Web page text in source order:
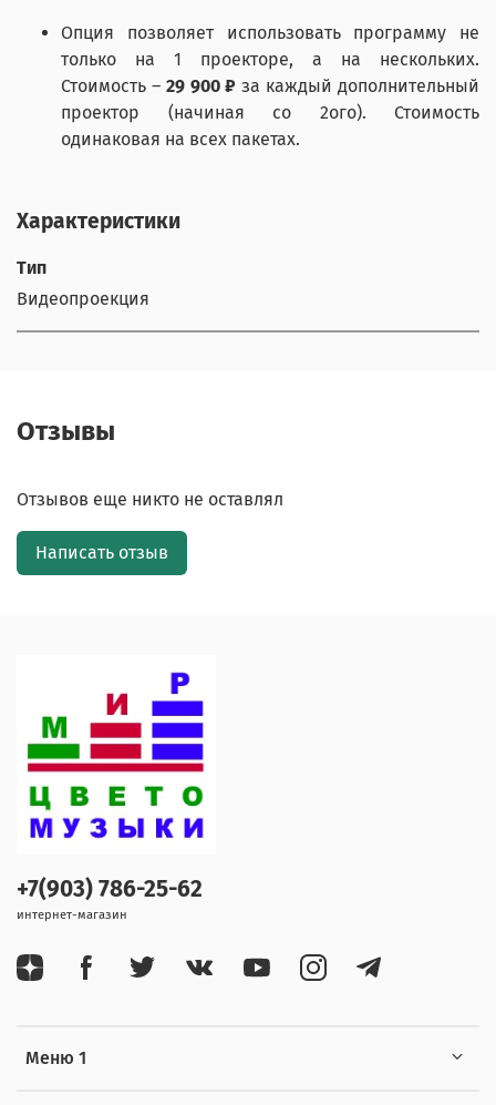
Опция позволяет использовать программу не
только на 1 проекторе, а на нескольких.
Стоимость – 29 900 ₽за каждый дополнительный
проектор (начиная со 2ого). Стоимость
одинаковая на всех пакетах.
Характеристики
Тип
Видеопроекция
Отзывы
Отзывов еще никто не оставлял
Написать отзыв
Меню 1
+7(903) 786-25-62
интернет-магазин